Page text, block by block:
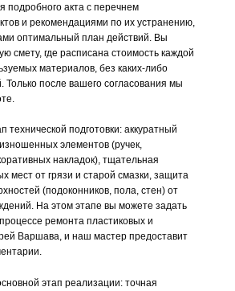
подробного акта с перечнем
и рекомендациями по их устранению,
оптимальный план действий. Вы
смету, где расписана стоимость каждой
материалов, без каких-либо
Только после вашего согласования мы
технической подготовки: аккуратный
элементов (ручек,
накладок), тщательная
мест от грязи и старой смазки, защита
(подоконников, пола, стен) от
На этом этапе вы можете задать
ремонта пластиковых и
Варшава, и наш мастер предоставит
этап реализации: точная